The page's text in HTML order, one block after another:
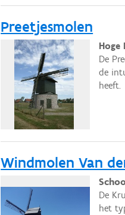
Preetjesmolen
De
de
heeft.
Windmolen Van
De
het